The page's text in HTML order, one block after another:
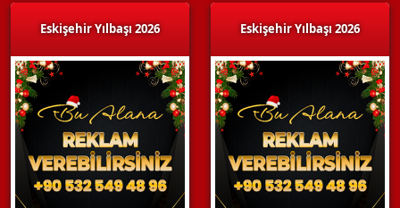
Eskişehir Yılbaşı 2026 Eskişehir Yılbaşı 2026